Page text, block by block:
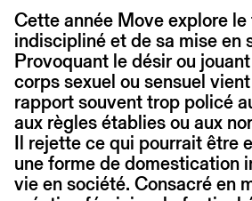
Cette année Move explore
indiscipliné et de sa mise en
Provoquant le désir ou
corps sexuel ou sensuel
rapport souvent trop policé
aux règles établies ou aux
Il rejette ce qui pourrait être
une forme de domestication
vie en société. Consacré en